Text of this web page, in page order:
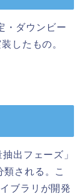
・ダウンビー
したもの。
出フェーズ」
類される。こ
ブラリが開発